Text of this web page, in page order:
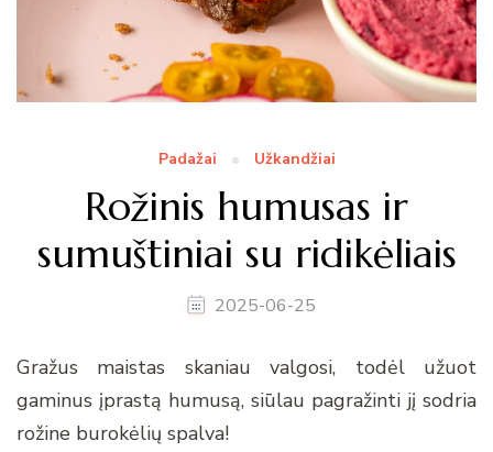
Padažai Užkandžiai
Rožinis humusas ir
sumuštiniai su ridikėliais
2025-06-25
Gražus maistas skaniau valgosi, todėl užuot
gaminus įprastą humusą, siūlau pagražinti jį sodria
rožine burokėlių spalva!